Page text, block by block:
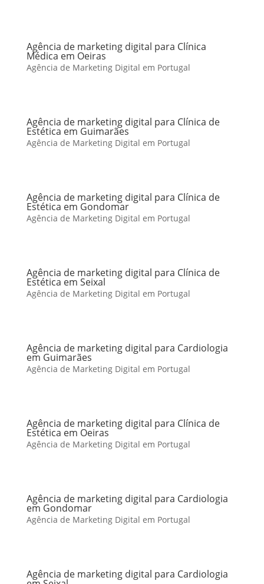
Agência de marketing digital para Clínica
Médica em Oeiras
Agência de Marketing Digital em Portugal
Agência de marketing digital para Clínica de
Estética em Guimarães
Agência de Marketing Digital em Portugal
Agência de marketing digital para Clínica de
Estética em Gondomar
Agência de Marketing Digital em Portugal
Agência de marketing digital para Clínica de
Estética em Seixal
Agência de Marketing Digital em Portugal
Agência de marketing digital para Cardiologia
em Guimarães
Agência de Marketing Digital em Portugal
Agência de marketing digital para Clínica de
Estética em Oeiras
Agência de Marketing Digital em Portugal
Agência de marketing digital para Cardiologia
em Gondomar
Agência de Marketing Digital em Portugal
Agência de marketing digital para Cardiologia